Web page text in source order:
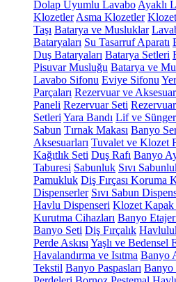
Dolap Uyumlu Lavabo Ayaklı
Klozetler Asma Klozetler
Taşı Batarya ve Musluklar
Bataryaları Su Tasarruf Aparatı
Duş Bataryaları Batarya Setleri
Pisuvar Musluğu Batarya ve
Lavabo Sifonu Eviye Sifonu
Parçaları Rezervuar ve
Paneli Rezervuar Seti
Setleri Yara Bandı Lif ve
Sabun Tırnak Makası Banyo
Aksesuarları Tuvalet ve Klozet
Kağıtlık Seti Duş Rafı Banyo
Taburesi Sabunluk Sıvı
Pamukluk Diş Fırçası Koruma
Dispenserler Sıvı Sabun
Havlu Dispenseri Klozet Kapak
Kurutma Cihazları Banyo
Banyo Seti Diş Fırçalık
Perde Askısı Yaşlı ve
Havalandırma ve Isıtma Banyo
Tekstil Banyo Paspasları Banyo